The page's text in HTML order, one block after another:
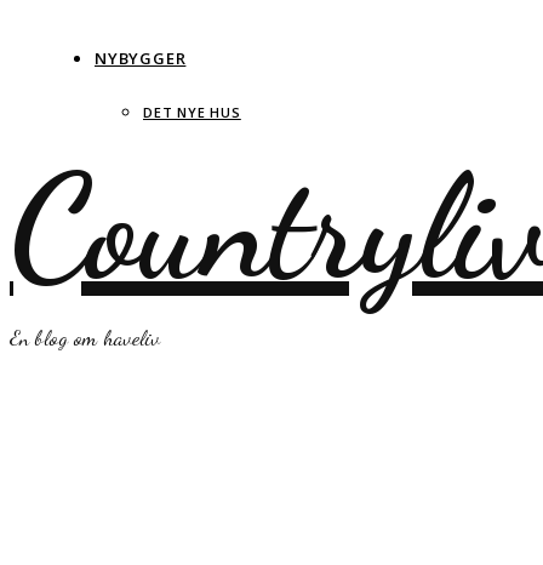
NYBYGGER
DET NYE HUS
En blog om haveliv